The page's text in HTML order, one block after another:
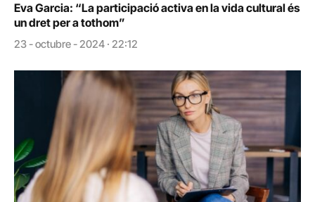
Eva Garcia: “La participació activa en la vida cultural és
un dret per a tothom”
23 - octubre - 2024 · 22:12